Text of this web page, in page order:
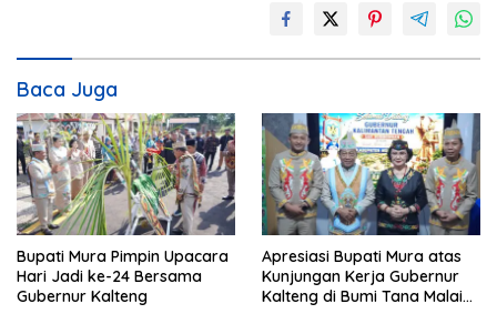
Baca Juga
Bupati Mura Pimpin Upacara
Hari Jadi ke-24 Bersama
Gubernur Kalteng
Apresiasi Bupati Mura atas
Kunjungan Kerja Gubernur
Kalteng di Bumi Tana Malai